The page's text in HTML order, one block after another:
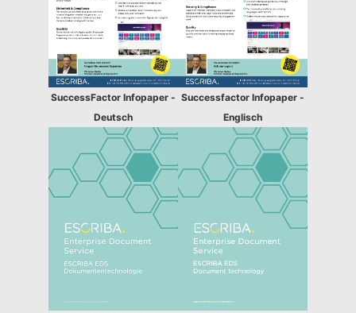
SuccessFactor Infopaper -
Deutsch
Successfactor Infopaper -
Englisch